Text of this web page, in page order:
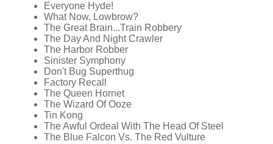
Everyone Hyde!
What Now, Lowbrow?
The Great Brain...Train Robbery
The Day And Night Crawler
The Harbor Robber
Sinister Symphony
Don't Bug Superthug
Factory Recall
The Queen Hornet
The Wizard Of Ooze
Tin Kong
The Awful Ordeal With The Head Of Steel
The Blue Falcon Vs. The Red Vulture